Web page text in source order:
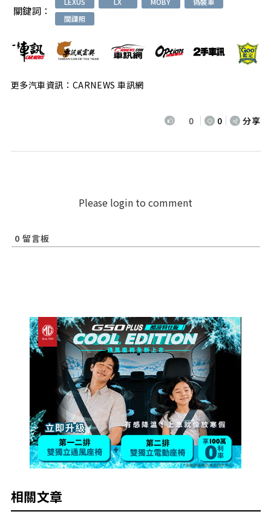
關鍵詞：
間諜照
更多汽車資訊：CARNEWS 車訊網
0 0 分享
Please login to comment
0 留言板
相關文章